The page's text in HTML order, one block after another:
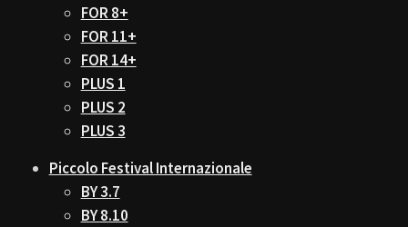
FOR 8+
FOR 11+
FOR 14+
PLUS 1
PLUS 2
PLUS 3
Piccolo Festival Internazionale
BY 3.7
BY 8.10